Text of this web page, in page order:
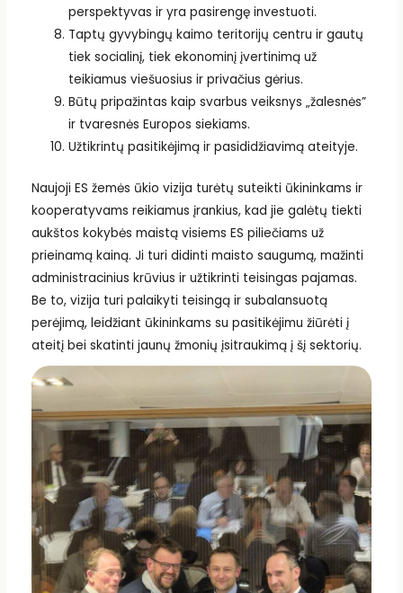
perspektyvas ir yra pasirengę investuoti.
Taptų gyvybingų kaimo teritorijų centru ir gautų
tiek socialinį, tiek ekonominį įvertinimą už
teikiamus viešuosius ir privačius gėrius.
Būtų pripažintas kaip svarbus veiksnys „žalesnės”
ir tvaresnės Europos siekiams.
Užtikrintų pasitikėjimą ir pasididžiavimą ateityje.
Naujoji ES žemės ūkio vizija turėtų suteikti ūkininkams ir
kooperatyvams reikiamus įrankius, kad jie galėtų tiekti
aukštos kokybės maistą visiems ES piliečiams už
prieinamą kainą. Ji turi didinti maisto saugumą, mažinti
administracinius krūvius ir užtikrinti teisingas pajamas.
Be to, vizija turi palaikyti teisingą ir subalansuotą
perėjimą, leidžiant ūkininkams su pasitikėjimu žiūrėti į
ateitį bei skatinti jaunų žmonių įsitraukimą į šį sektorių.